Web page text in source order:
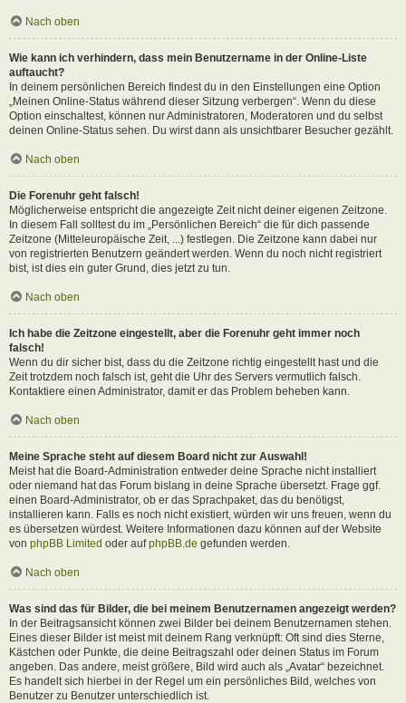
Nach oben
Wie kann ich verhindern, dass mein Benutzername in der Online-Liste
auftaucht?
In deinem persönlichen Bereich findest du in den Einstellungen eine Option
„Meinen Online-Status während dieser Sitzung verbergen“. Wenn du diese
Option einschaltest, können nur Administratoren, Moderatoren und du selbst
deinen Online-Status sehen. Du wirst dann als unsichtbarer Besucher gezählt.
Nach oben
Die Forenuhr geht falsch!
Möglicherweise entspricht die angezeigte Zeit nicht deiner eigenen Zeitzone.
In diesem Fall solltest du im „Persönlichen Bereich“ die für dich passende
Zeitzone (Mitteleuropäische Zeit, ...) festlegen. Die Zeitzone kann dabei nur
von registrierten Benutzern geändert werden. Wenn du noch nicht registriert
bist, ist dies ein guter Grund, dies jetzt zu tun.
Nach oben
Ich habe die Zeitzone eingestellt, aber die Forenuhr geht immer noch
falsch!
Wenn du dir sicher bist, dass du die Zeitzone richtig eingestellt hast und die
Zeit trotzdem noch falsch ist, geht die Uhr des Servers vermutlich falsch.
Kontaktiere einen Administrator, damit er das Problem beheben kann.
Nach oben
Meine Sprache steht auf diesem Board nicht zur Auswahl!
Meist hat die Board-Administration entweder deine Sprache nicht installiert
oder niemand hat das Forum bislang in deine Sprache übersetzt. Frage ggf.
einen Board-Administrator, ob er das Sprachpaket, das du benötigst,
installieren kann. Falls es noch nicht existiert, würden wir uns freuen, wenn du
es übersetzen würdest. Weitere Informationen dazu können auf der Website
von phpBB Limited oder aufphpBB.de gefunden werden.
Nach oben
Was sind das für Bilder, die bei meinem Benutzernamen angezeigt werden?
In der Beitragsansicht können zwei Bilder bei deinem Benutzernamen stehen.
Eines dieser Bilder ist meist mit deinem Rang verknüpft: Oft sind dies Sterne,
Kästchen oder Punkte, die deine Beitragszahl oder deinen Status im Forum
angeben. Das andere, meist größere, Bild wird auch als „Avatar“ bezeichnet.
Es handelt sich hierbei in der Regel um ein persönliches Bild, welches von
Benutzer zu Benutzer unterschiedlich ist.